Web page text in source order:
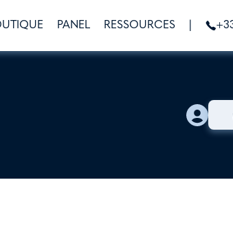
PANEL RESSOURCES